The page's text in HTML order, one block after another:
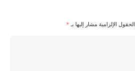
الحقول الإلزامية مشار إليها بـ *